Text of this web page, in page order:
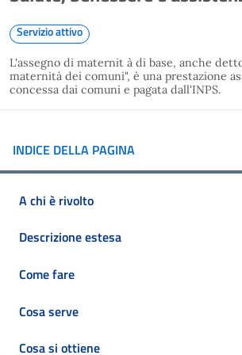
Servizio attivo
L'assegno di maternit à di base, anche
maternità dei comuni", è una prestazione
concessa dai comuni e pagata dall'INPS.
INDICE DELLA PAGINA
A chi è rivolto
Descrizione estesa
Come fare
Cosa serve
Cosa si ottiene